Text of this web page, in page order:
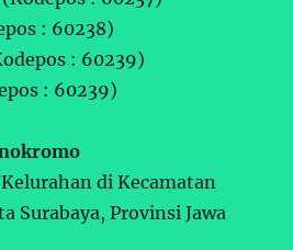
: 60238)
: 60239)
: 60239)
di Kecamatan
Surabaya, Provinsi Jawa